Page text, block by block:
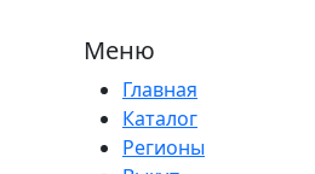
Меню
Главная
Каталог
Регионы